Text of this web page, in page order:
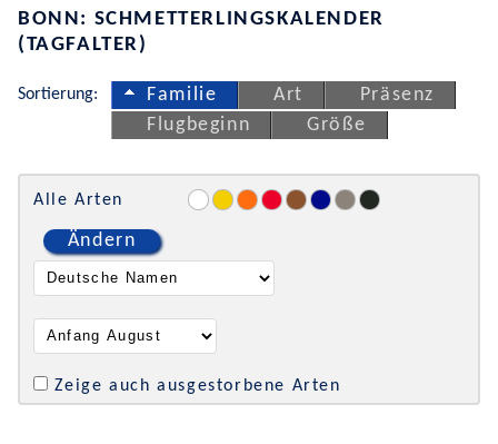
BONN: SCHMETTERLINGSKALENDER
(TAGFALTER)
Sortierung: Familie Art
Präsenz
Flugbeginn
Größe
Alle Arten
Ändern
Zeige auch ausgestorbene Arten